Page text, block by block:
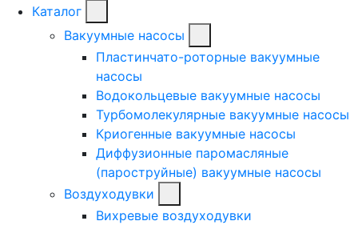
Каталог
Вакуумные насосы
Пластинчато-роторные вакуумные
насосы
Водокольцевые вакуумные насосы
Турбомолекулярные вакуумные насосы
Криогенные вакуумные насосы
Диффузионные паромасляные
(пароструйные) вакуумные насосы
Воздуходувки
Вихревые воздуходувки